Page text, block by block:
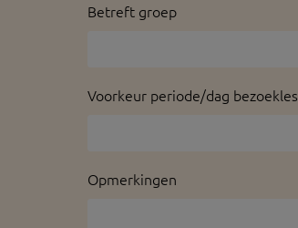
Betreft groep
Voorkeur periode/dag bezoekles
Opmerkingen